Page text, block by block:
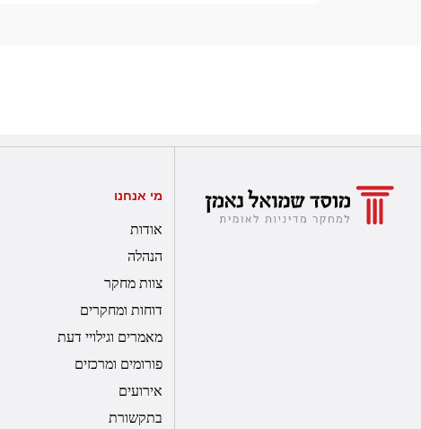
מי אנחנו
אודות
הנהלה
צוות מחקר
דוחות ומחקרים
מאמרים וגילויי דעת
פורומים ומרכזים
אירועים
בתקשורת